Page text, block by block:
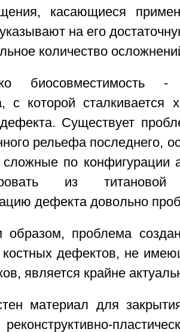
касающиеся
на его
количество
биосовместимость -
с которой сталкивается
дефекта. Существует
рельефа последнего,
сложные по конфигурации
из
дефекта довольно
образом, проблема
костных дефектов, не
является крайне
материал для